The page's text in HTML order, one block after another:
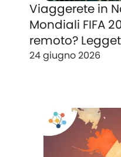
Viaggerete in
Mondiali FIFA
remoto?
24 giugno 2026